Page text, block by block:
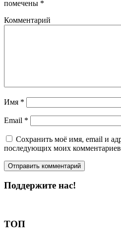
помечены *
Комментарий
Имя *
Email *
Сохранить моё имя, email и
последующих моих
Поддержите нас!
ТОП